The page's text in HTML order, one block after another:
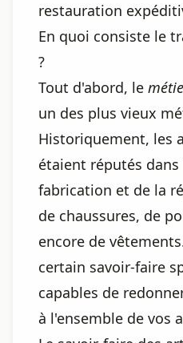
restauration
En quoi consiste le
?
Tout d'abord, le
un des plus vieux
Historiquement, les
étaient réputés
fabrication et de la
de chaussures, de
encore de
certain savoir-faire
capables de
à l'ensemble de vos